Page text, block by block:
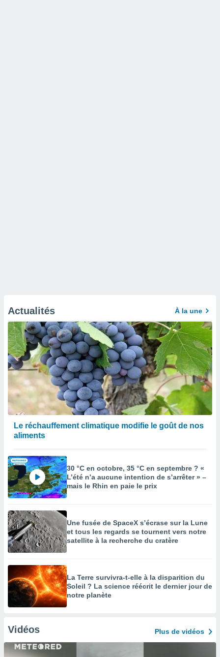
Actualités À la une
Le réchauffement climatique modifie le goût de nos
aliments
30 °C en octobre, 35 °C en septembre ? «
L’été n’a aucune intention de s’arrêter » –
mais le Rhin en paie le prix
Une fusée de SpaceX s’écrase sur la Lune
et tous les regards se tournent vers notre
satellite à la recherche du cratère
La Terre survivra-t-elle à la disparition du
Soleil ? La science réécrit le dernier jour de
notre planète
Vidéos Plus de vidéos